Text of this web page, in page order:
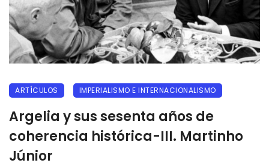
ARTÍCULOS IMPERIALISMO E INTERNACIONALISMO
Argelia y sus sesenta años de
coherencia histórica-III. Martinho
Júnior